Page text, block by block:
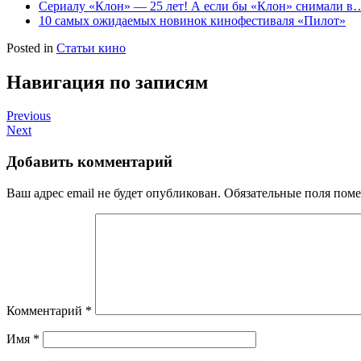
Сериалу «Клон» — 25 лет! А если бы «Клон» снимали
10 самых ожидаемых новинок кинофестиваля «Пилот»
Posted in Статьи кино
Навигация по записям
Previous
Next
Добавить комментарий
Ваш адрес email не будет опубликован. Обязательные поля
Комментарий *
Имя *